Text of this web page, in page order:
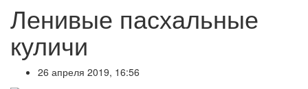
Ленивые пасхальные
куличи
26 апреля 2019, 16:56